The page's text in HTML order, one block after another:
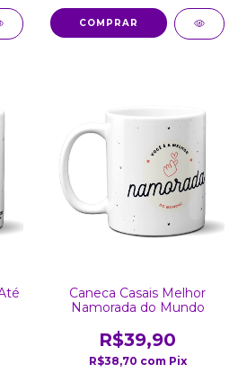
COMPRAR
Caneca Casais Melhor
Namorada do Mundo
R$39,90
R$38,70 com Pix